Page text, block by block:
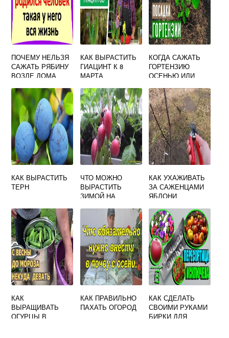
ПОЧЕМУ НЕЛЬЗЯ
САЖАТЬ РЯБИНУ
ВОЗЛЕ ДОМА
КАК ВЫРАСТИТЬ
ГИАЦИНТ К 8
МАРТА
КОГДА САЖАТЬ
ГОРТЕНЗИЮ
ОСЕНЬЮ ИЛИ
ОТКРЫТЫЙ
ГРУНТ ЛУЧШЕ
КАК ВЫРАСТИТЬ
ТЕРН
ЧТО МОЖНО
ВЫРАСТИТЬ
ЗИМОЙ НА
БЕЗ ПОДСВЕТКИ
КАК УХАЖИВАТЬ
ЗА САЖЕНЦАМИ
ЯБЛОНИ
КАК
ВЫРАЩИВАТЬ
ОГУРЦЫ В
КАК ПРАВИЛЬНО
ПАХАТЬ ОГОРОД
КАК СДЕЛАТЬ
СВОИМИ РУКАМИ
БИРКИ ДЛЯ